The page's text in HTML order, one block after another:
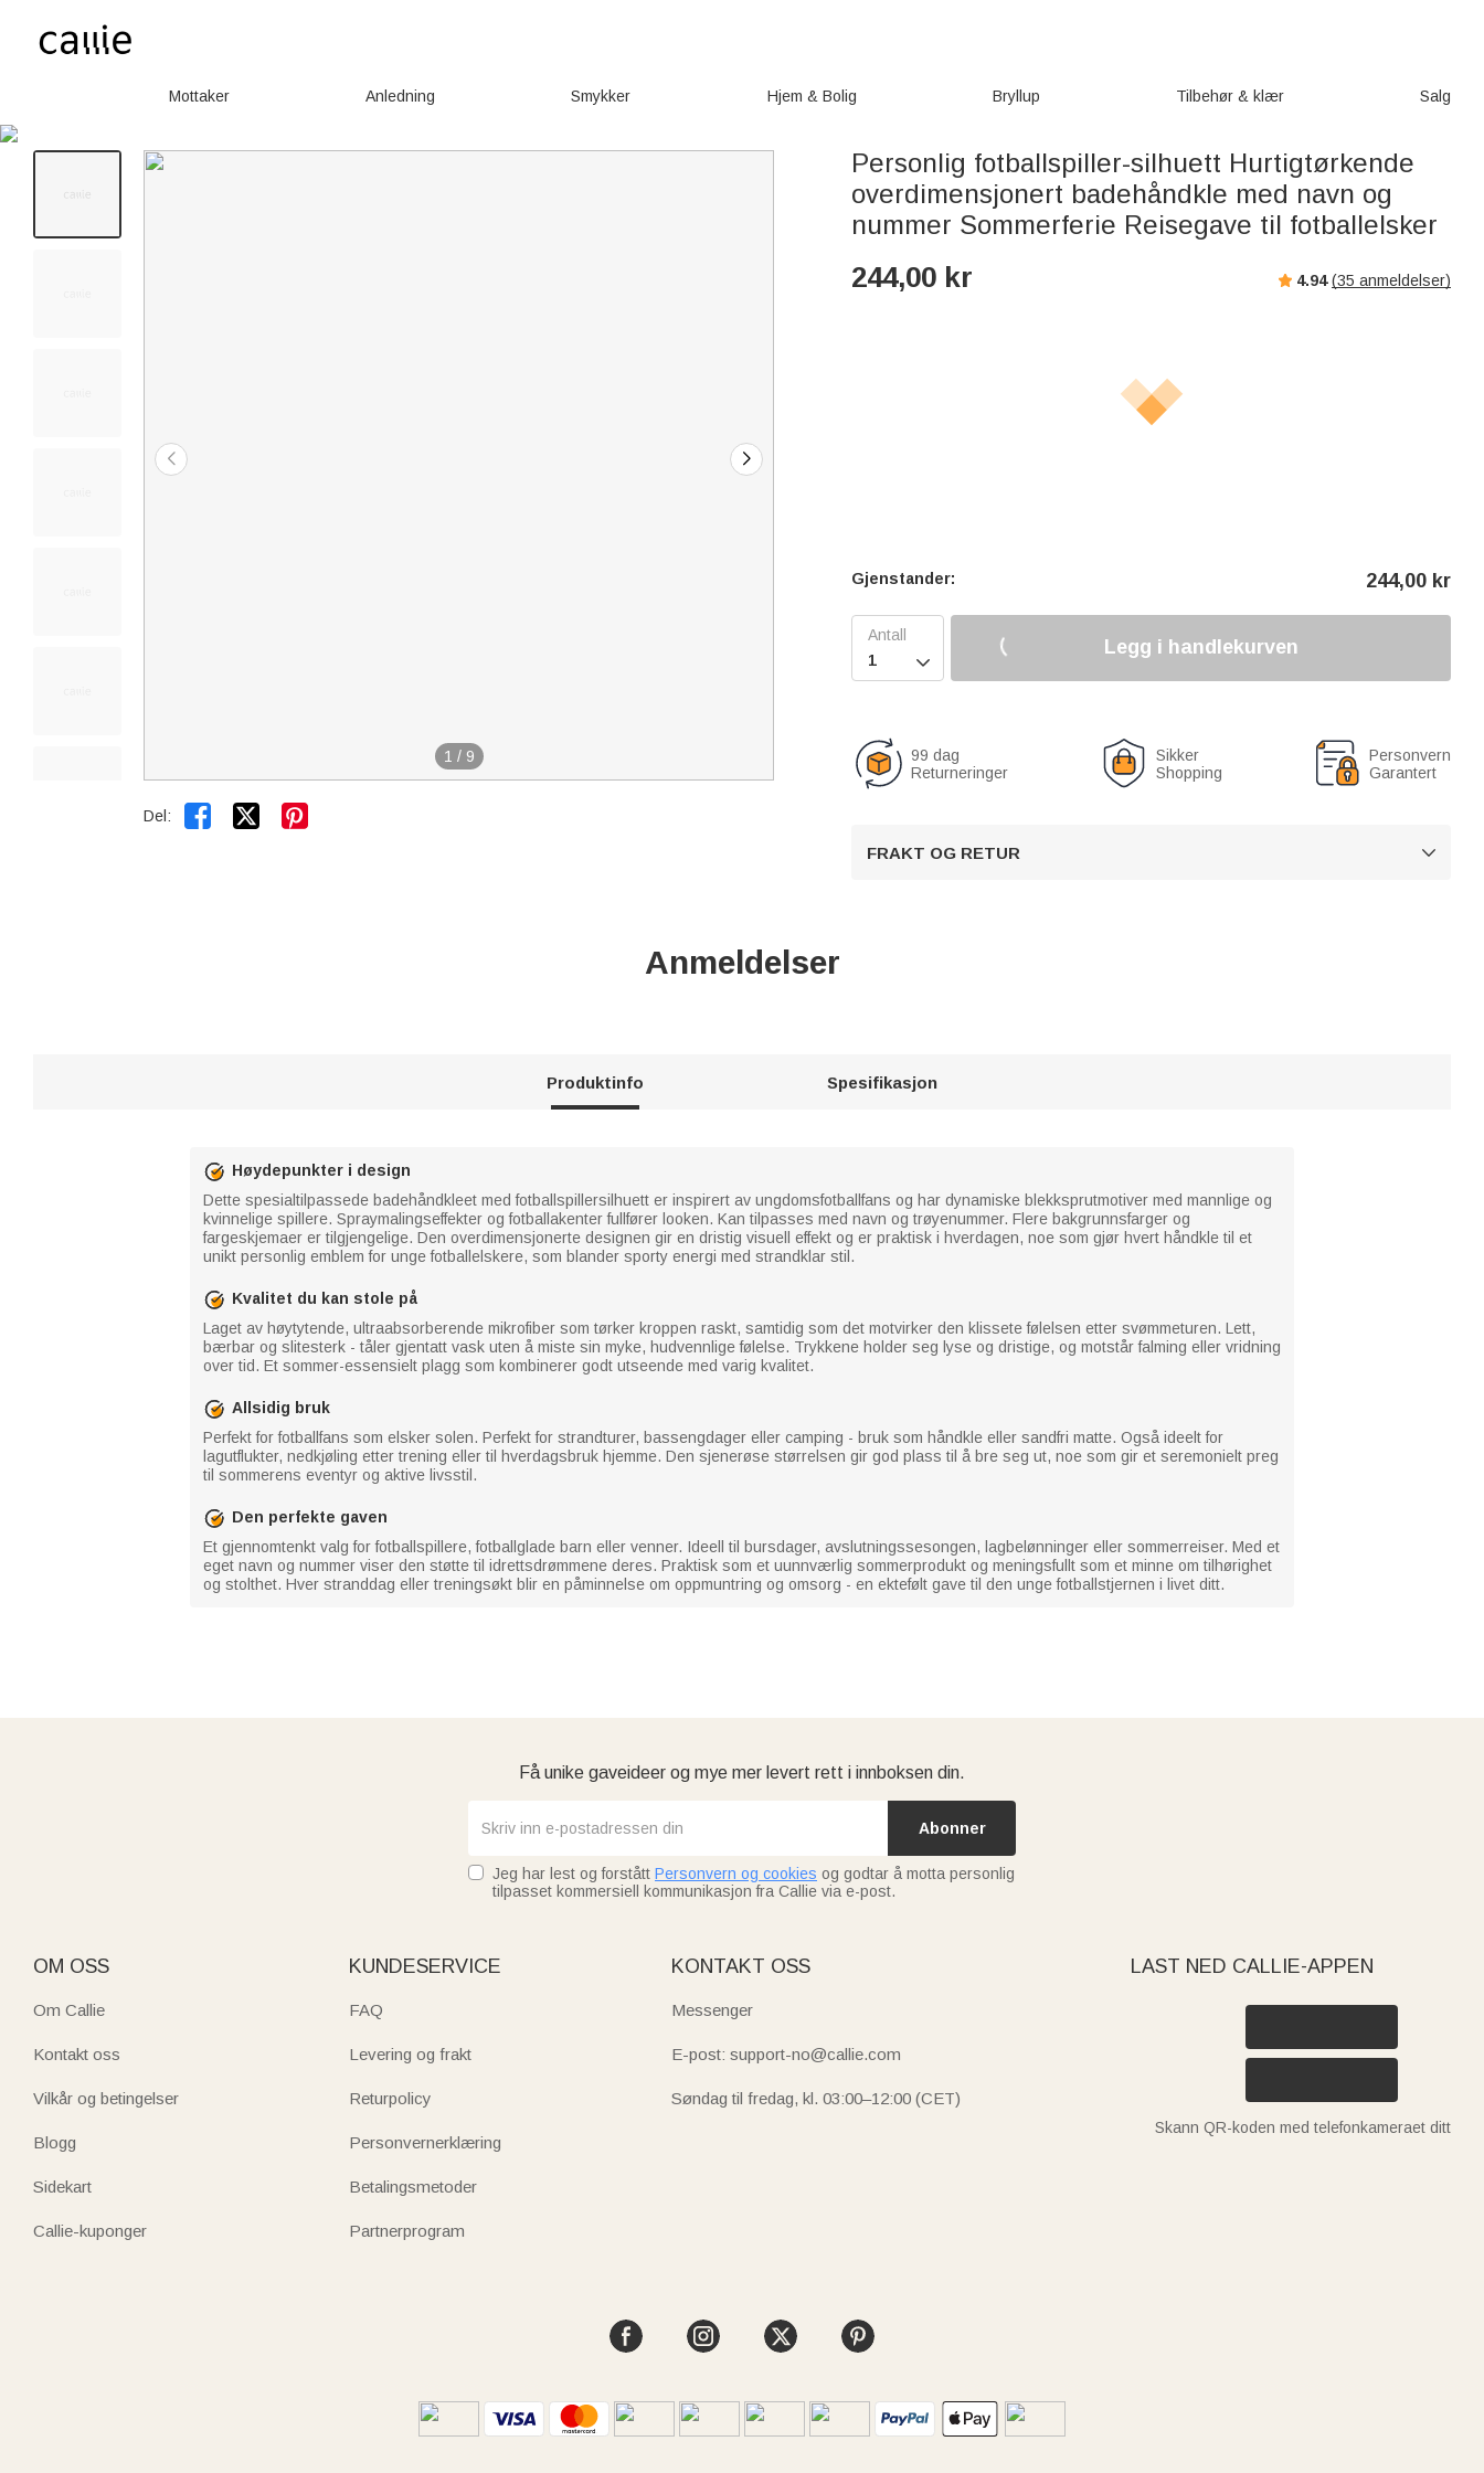
Mottaker Anledning Smykker Hjem & Bolig Bryllup Tilbehør & klær Salg
1 / 9
Del:  
Personlig fotballspiller-silhuett Hurtigtørkende
overdimensjonert badehåndkle med navn og
nummer Sommerferie Reisegave til fotballelsker
244,00 kr 4.94 (35 anmeldelser)
Gjenstander: 244,00 kr

Legg i handlekurven
99 dag
Returneringer
Sikker
Shopping
Personvern
Garantert
FRAKT OG RETUR 
Anmeldelser
Produktinfo Spesifikasjon
Høydepunkter i design
Dette spesialtilpassede badehåndkleet med fotballspillersilhuett er inspirert av ungdomsfotballfans og har dynamiske blekksprutmotiver med mannlige og
kvinnelige spillere. Spraymalingseffekter og fotballakenter fullfører looken. Kan tilpasses med navn og trøyenummer. Flere bakgrunnsfarger og
fargeskjemaer er tilgjengelige. Den overdimensjonerte designen gir en dristig visuell effekt og er praktisk i hverdagen, noe som gjør hvert håndkle til et
unikt personlig emblem for unge fotballelskere, som blander sporty energi med strandklar stil.
Kvalitet du kan stole på
Laget av høytytende, ultraabsorberende mikrofiber som tørker kroppen raskt, samtidig som det motvirker den klissete følelsen etter svømmeturen. Lett,
bærbar og slitesterk - tåler gjentatt vask uten å miste sin myke, hudvennlige følelse. Trykkene holder seg lyse og dristige, og motstår falming eller vridning
over tid. Et sommer-essensielt plagg som kombinerer godt utseende med varig kvalitet.
Allsidig bruk
Perfekt for fotballfans som elsker solen. Perfekt for strandturer, bassengdager eller camping - bruk som håndkle eller sandfri matte. Også ideelt for
lagutflukter, nedkjøling etter trening eller til hverdagsbruk hjemme. Den sjenerøse størrelsen gir god plass til å bre seg ut, noe som gir et seremonielt preg
til sommerens eventyr og aktive livsstil.
Den perfekte gaven
Et gjennomtenkt valg for fotballspillere, fotballglade barn eller venner. Ideell til bursdager, avslutningssesongen, lagbelønninger eller sommerreiser. Med et
eget navn og nummer viser den støtte til idrettsdrømmene deres. Praktisk som et uunnværlig sommerprodukt og meningsfullt som et minne om tilhørighet
og stolthet. Hver stranddag eller treningsøkt blir en påminnelse om oppmuntring og omsorg - en ektefølt gave til den unge fotballstjernen i livet ditt.
Få unike gaveideer og mye mer levert rett i innboksen din.
Abonner
Jeg har lest og forstått Personvern og cookies og godtar å motta personlig
tilpasset kommersiell kommunikasjon fra Callie via e-post.
OM OSS
Om Callie
Kontakt oss
Vilkår og betingelser
Blogg
Sidekart
Callie-kuponger
KUNDESERVICE
FAQ
Levering og frakt
Returpolicy
Personvernerklæring
Betalingsmetoder
Partnerprogram
KONTAKT OSS
Messenger
E-post: support-no@callie.com
Søndag til fredag, kl. 03:00–12:00 (CET)
LAST NED CALLIE-APPEN
Skann QR-koden med telefonkameraet ditt